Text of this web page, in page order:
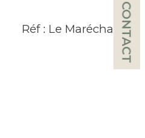
CONTACT
Réf : Le Maréchal